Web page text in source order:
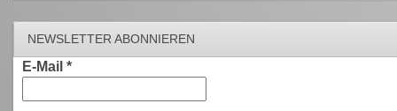
NEWSLETTER ABONNIEREN
E-Mail *